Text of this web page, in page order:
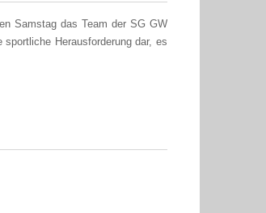
Samstag das Team der SG GW
Herausforderung dar, es